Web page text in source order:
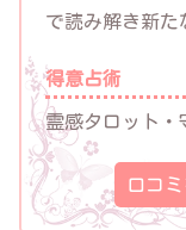
で読み解き新た
得意占術
霊感タロット・
口コ